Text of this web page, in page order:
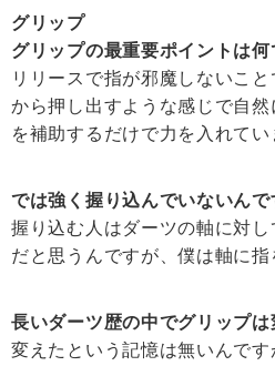
グリップ
グリップの最重要ポイントは何
リリースで指が邪魔しないこ
から押し出すような感じで自
を補助するだけで力を入れてい
では強く握り込んでいないんで
握り込む人はダーツの軸に対
だと思うんですが、僕は軸に指
長いダーツ歴の中でグリップ
変えたという記憶は無いんで